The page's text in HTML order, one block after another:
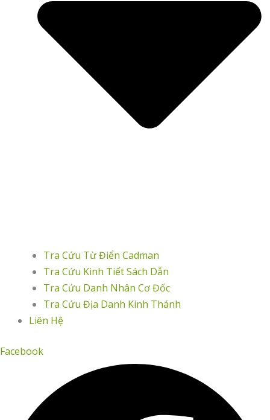
Tra Cứu Từ Điển Cadman
Tra Cứu Kinh Tiết Sách Dẫn
Tra Cứu Danh Nhân Cơ Đốc
Tra Cứu Địa Danh Kinh Thánh
Liên Hệ
Facebook